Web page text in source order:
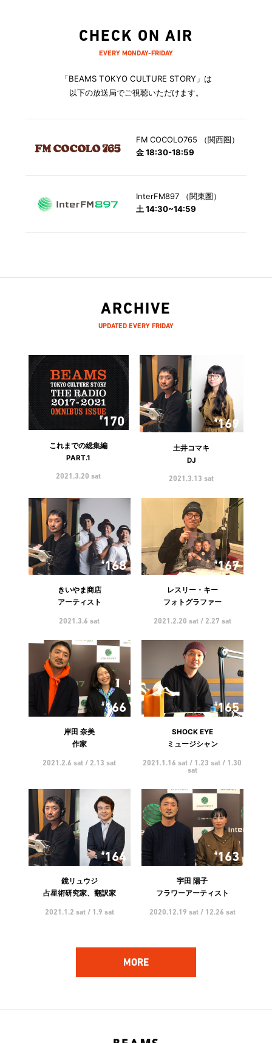
CHECK ON AIR
EVERY MONDAY-FRIDAY
「BEAMS TOKYO CULTURE STORY」は
以下の放送局でご視聴いただけます。
FM COCOLO765 （関西圏）
金 18:30-18:59
InterFM897 （関東圏）
土 14:30~14:59
ARCHIVE
UPDATED EVERY FRIDAY
170
これまでの総集編
PART.1
2021.3.20 sat
169
土井コマキ
DJ
2021.3.13 sat
168
きいやま商店
アーティスト
2021.3.6 sat
167
レスリー・キー
フォトグラファー
2021.2.20 sat / 2.27 sat
166
岸田 奈美
作家
2021.2.6 sat / 2.13 sat
165
SHOCK EYE
ミュージシャン
2021.1.16 sat / 1.23 sat / 1.30
sat
164
鏡リュウジ
占星術研究家、翻訳家
2021.1.2 sat / 1.9 sat
163
宇田 陽子
フラワーアーティスト
2020.12.19 sat / 12.26 sat
MORE